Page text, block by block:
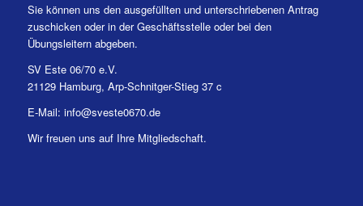
Sie können uns den ausgefüllten und unterschriebenen Antrag
zuschicken oder in der Geschäftsstelle oder bei den
Übungsleitern abgeben.
SV Este 06/70 e.V.
21129 Hamburg, Arp-Schnitger-Stieg 37 c
E-Mail: info@sveste0670.de
Wir freuen uns auf Ihre Mitgliedschaft.